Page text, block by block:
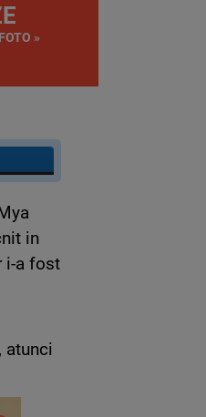
»
in
i-a fost
atunci